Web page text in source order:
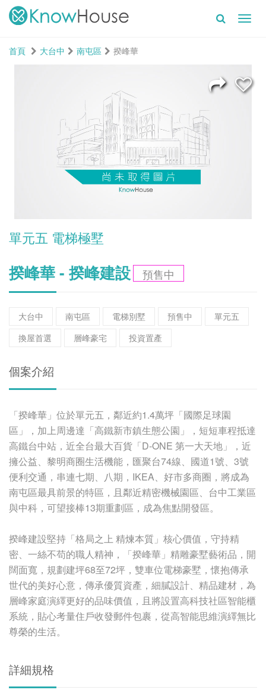
首頁
大台中 南屯區 揆峰華
單元五 電梯極墅
揆峰華 - 揆峰建設 預售中
大台中 南屯區 電梯別墅 預售中
單元五
換屋首選
層峰豪宅 投資置產
個案介紹
「揆峰華」位於單元五，鄰近約1.4萬坪「國際足球園
區」，加上周邊達「高鐵新市鎮生態公園」，短短車程抵達
高鐵台中站，近全台最大百貨「D-ONE 第一大天地」，近
擁公益、黎明商圈生活機能，匯聚台74線、國道1號、3號
便利交通，串連七期、八期，IKEA、好市多商圈，將成為
南屯區最具前景的特區，且鄰近精密機械園區、台中工業區
與中科，可望接棒13期重劃區，成為焦點開發區。
揆峰建設堅持「格局之上 精煉本質」核心價值，守持精
密、一絲不苟的職人精神，「揆峰華」精雕豪墅藝術品，開
闊面寬，規劃建坪68至72坪，雙車位電梯豪墅，懷抱傳承
世代的美好心意，傳承優質資產，細膩設計、精品建材，為
層峰家庭演繹更好的品味價值，且將設置高科技社區智能櫃
系統，貼心考量住戶收發郵件包裹，從高智能思維演繹無比
尊榮的生活。
詳細規格